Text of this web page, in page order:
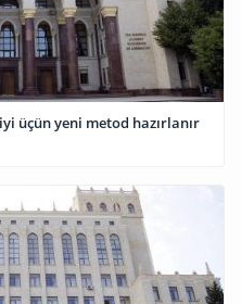
üçün yeni metod hazırlanır